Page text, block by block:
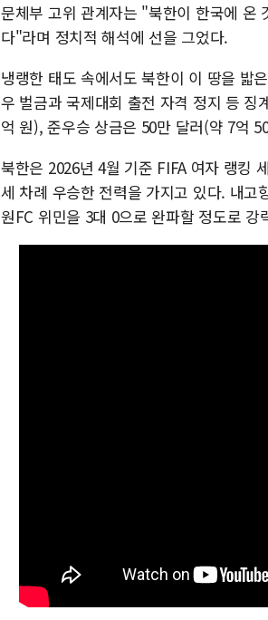
문체부 고위 관계자는 "북한이 한국에 온
다"라며 정치적 해석에 선을 그었다.
냉랭한 태도 속에서도 북한이 이 땅을 밟
우 벌금과 국제대회 출전 자격 정지 등
억 원), 준우승 상금은 50만 달러(약 7억
북한은 2026년 4월 기준 FIFA 여자 랭킹
세 차례 우승한 전력을 가지고 있다. 내고
원FC 위민을 3대 0으로 완파할 정도로 강